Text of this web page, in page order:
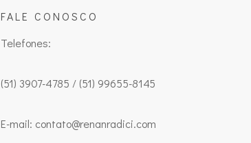
FALE CONOSCO
Telefones:
(51) 3907-4785 / (51) 99655-8145
E-mail: contato@renanradici.com